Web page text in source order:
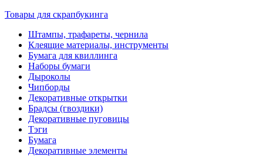
Товары для скрапбукинга
Штампы, трафареты, чернила
Клеящие материалы, инструменты
Бумага для квиллинга
Наборы бумаги
Дыроколы
Чипборды
Декоративные открытки
Брадсы (гвоздики)
Декоративные пуговицы
Тэги
Бумага
Декоративные элементы